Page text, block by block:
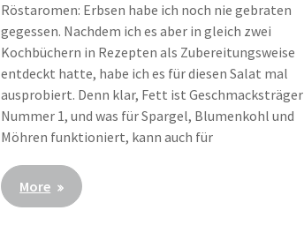
Röstaromen: Erbsen habe ich noch nie gebraten
gegessen. Nachdem ich es aber in gleich zwei
Kochbüchern in Rezepten als Zubereitungsweise
entdeckt hatte, habe ich es für diesen Salat mal
ausprobiert. Denn klar, Fett ist Geschmacksträger
Nummer 1, und was für Spargel, Blumenkohl und
Möhren funktioniert, kann auch für
More